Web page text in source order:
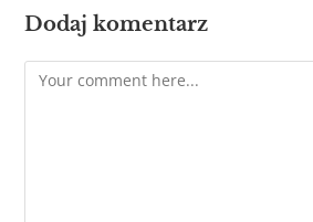
Dodaj komentarz